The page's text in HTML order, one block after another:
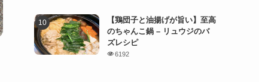
【鶏団子と油揚げが旨い】至高
のちゃんこ鍋 – リュウジのバ
ズレシピ
6192